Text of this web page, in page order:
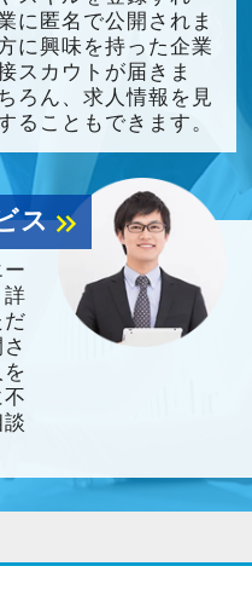
に匿名で公開されま
に興味を持った企業
スカウトが届きま
ろん、求人情報を見
ることもできます。
スkeyboard_double_arrow_right